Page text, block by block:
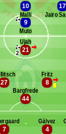
Werder
10
Malli
17
Jairo
9
Muto
4
Gálvez
7
44
Bargfrede
>
8
Fritz
27
2
>
21
Ujah